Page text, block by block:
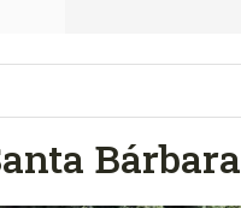
Bárbara